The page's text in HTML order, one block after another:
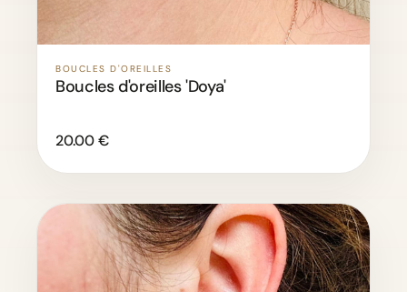
BOUCLES D'OREILLES
Boucles d'oreilles 'Doya'
20.00 €